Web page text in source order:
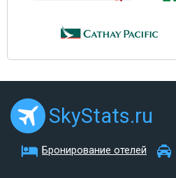
SkyStats.ru
Бронирование отелей